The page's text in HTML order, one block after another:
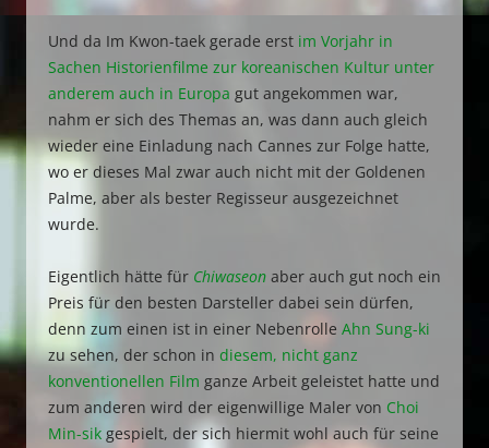
Und da Im Kwon-taek gerade erst im Vorjahr in
Sachen Historienfilme zur koreanischen Kultur unter
anderem auch in Europa gut angekommen war,
nahm er sich des Themas an, was dann auch gleich
wieder eine Einladung nach Cannes zur Folge hatte,
wo er dieses Mal zwar auch nicht mit der Goldenen
Palme, aber als bester Regisseur ausgezeichnet
wurde.
Eigentlich hätte für Chiwaseon aber auch gut noch ein
Preis für den besten Darsteller dabei sein dürfen,
denn zum einen ist in einer Nebenrolle Ahn Sung-ki
zu sehen, der schon in diesem, nicht ganz
konventionellen Film ganze Arbeit geleistet hatte und
zum anderen wird der eigenwillige Maler von Choi
Min-sik gespielt, der sich hiermit wohl auch für seine